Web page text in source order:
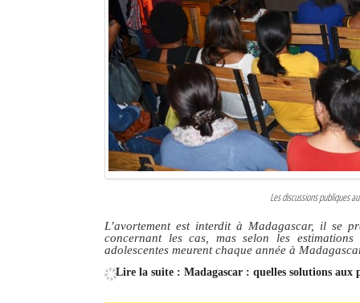
Les discussions publiques
L’avortement est interdit à Madagascar, il se
concernant les cas, mas selon les
adolescentes meurent chaque année à
Lire la suite : Madagascar : quelles solutions aux